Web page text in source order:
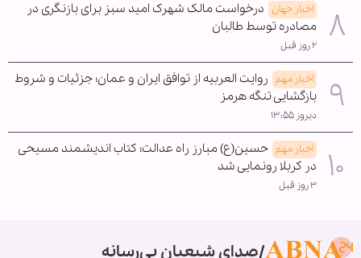
اخبار جهان درخواست مالک شهرک امید سبز برای بازنگری در
مصادره توسط طالبان
۲ روز قبل
اخبار مهم روایت العربیه از توافق ایران و عمان؛ جزئیات و شروط
بازگشایی تنگه هرمز
دیروز ۱۳:۵۵
اخبار مهم حسین(ع) مبارز راه عدالت؛ کتاب اندیشمند مسیحی
در کربلا رونمایی شد
۳ روز قبل
صدای شیعیان بی‌رسانه